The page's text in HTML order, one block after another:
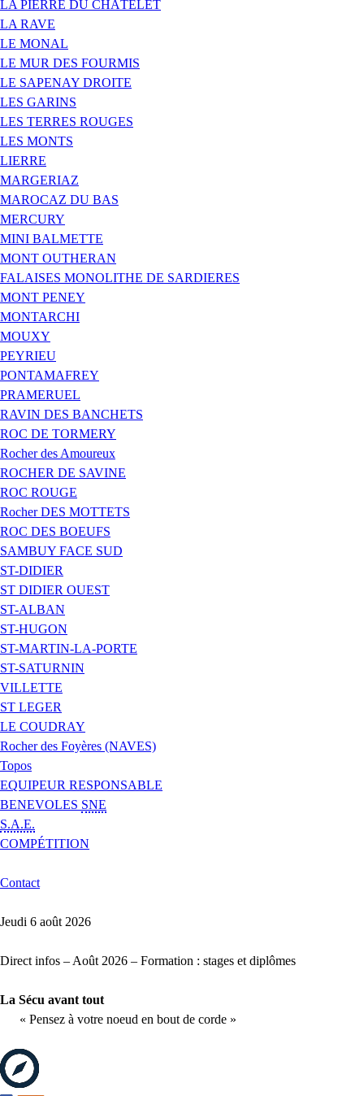
LA PIERRE DU CHÂTELET
LA RAVE
LE MONAL
LE MUR DES FOURMIS
LE SAPENAY DROITE
LES GARINS
LES TERRES ROUGES
LES MONTS
LIERRE
MARGERIAZ
MAROCAZ DU BAS
MERCURY
MINI BALMETTE
MONT OUTHERAN
FALAISES MONOLITHE DE SARDIERES
MONT PENEY
MONTARCHI
MOUXY
PEYRIEU
PONTAMAFREY
PRAMERUEL
RAVIN DES BANCHETS
ROC DE TORMERY
Rocher des Amoureux
ROCHER DE SAVINE
ROC ROUGE
Rocher DES MOTTETS
ROC DES BOEUFS
SAMBUY FACE SUD
ST-DIDIER
ST DIDIER OUEST
ST-ALBAN
ST-HUGON
ST-MARTIN-LA-PORTE
ST-SATURNIN
VILLETTE
ST LEGER
LE COUDRAY
Rocher des Foyères (NAVES)
Topos
EQUIPEUR RESPONSABLE
BENEVOLES SNE
S.A.E.
COMPÉTITION
Contact
Jeudi 6 août 2026
Direct infos – Août 2026 – Formation : stages et diplômes
La Sécu avant tout
« Pensez à votre noeud en bout de corde »